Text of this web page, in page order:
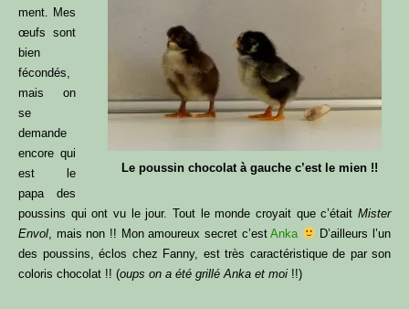
Le poussin chocolat à gauche c’est le mien !!
ment. Mes
œufs sont
bien
fécondés,
mais on
se
demande
encore qui
est le
papa des
poussins qui ont vu le jour. Tout le monde croyait que c’était Mister
Envol , mais non !! Mon amoureux secret c’estAnka
D’ailleurs l’un
des poussins, éclos chez Fanny, est très caractéristique de par son
coloris chocolat !! (oups on a été grillé Anka et moi !!)